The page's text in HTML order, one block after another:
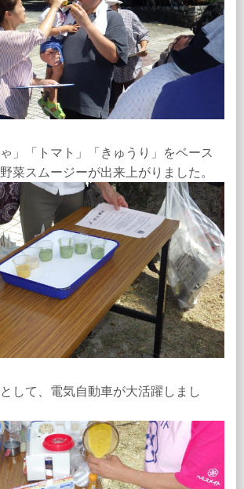
」「トマト」「きゅうり」をベース
菜スムージーが出来上がりました。
して、電気自動車が大活躍しまし